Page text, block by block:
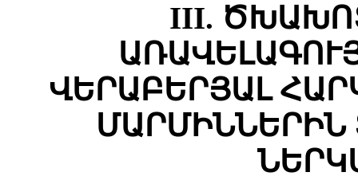
III.
ՎԵՐԱԲԵՐՅԱԼ
ՄԱՐՄԻՆՆԵՐԻՆ